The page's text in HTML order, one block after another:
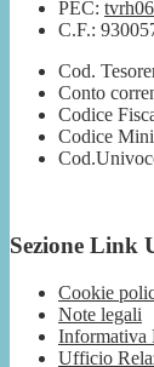
PEC:
C.F.:
Cod.
Conto
Codice
Codice
Sezione Link
Cookie
Note legali
Informativa
Ufficio